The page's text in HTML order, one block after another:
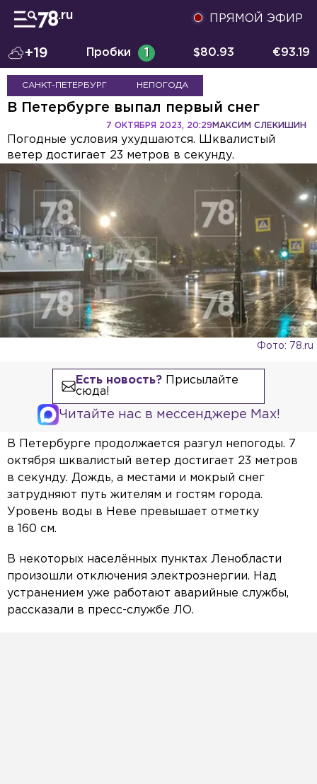
ПРЯМОЙ ЭФИР
+19 Пробки 1 $80.93 €93.19
САНКТ-ПЕТЕРБУРГ НЕПОГОДА
В Петербурге выпал первый снег
МАКСИМ СЛЕКИШИН
7 ОКТЯБРЯ 2023, 20:29
Погодные условия ухудшаются. Шквалистый
ветер достигает 23 метров в секунду.
Фото: 78.ru
Есть новость?Присылайте
сюда!
Читайте нас в мессенджере Max!
В Петербурге продолжается разгул непогоды. 7
октября шквалистый ветер достигает 23 метров
в секунду. Дождь, а местами и мокрый снег
затрудняют путь жителям и гостям города.
Уровень воды в Неве превышает отметку
в 160 см.
В некоторых населённых пунктах Ленобласти
произошли отключения электроэнергии. Над
устранением уже работают аварийные службы,
рассказали в пресс-службе ЛО.